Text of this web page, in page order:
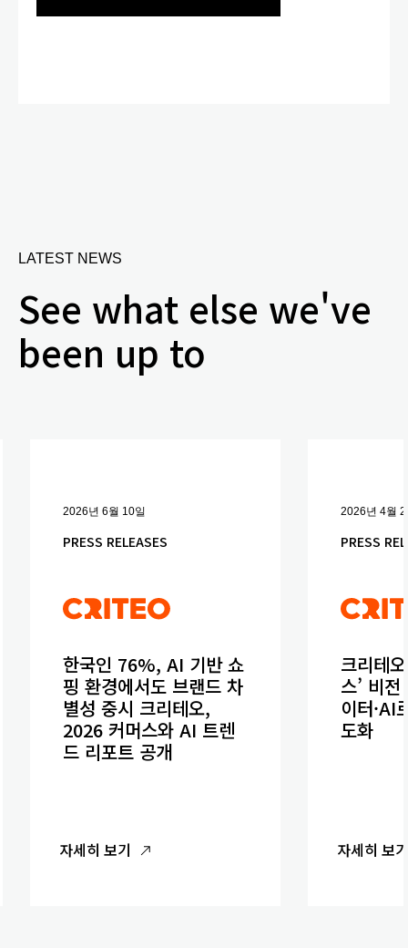
LATEST NEWS
See what else we've
been up to
2026년 6월 10일
PRESS RELEASES
한국인 76%, AI 기반 쇼
핑 환경에서도 브랜드 차
별성 중시 크리테오,
2026 커머스와 AI 트렌
드 리포트 공개
자세히 보기
2026년 4월
PRESS
크리테
스’ 비
이터·AI
도화
자세히 보기